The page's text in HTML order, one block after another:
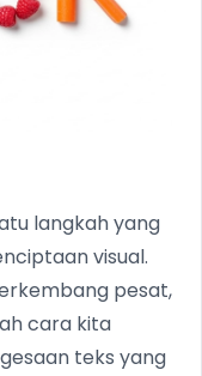
langkah yang
visual.
pesat,
cara kita
teks yang